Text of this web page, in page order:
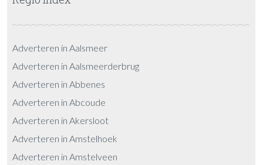
Adverteren in Aalsmeer
Adverteren in Aalsmeerderbrug
Adverteren in Abbenes
Adverteren in Abcoude
Adverteren in Akersloot
Adverteren in Amstelhoek
Adverteren in Amstelveen